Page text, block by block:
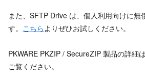
また、SFTP Drive は、個人利用向けに無
す。 こちら よりぜひお試しください。
PKWARE PKZIP / SecureZIP 製品の詳細は
ご覧ください。